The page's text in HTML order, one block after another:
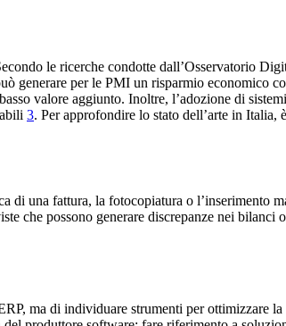
le ricerche condotte dall’Osservatorio
per le PMI un risparmio economico
valore aggiunto. Inoltre, l’adozione di
3. Per approfondire lo stato dell’arte in Italia,
di una fattura, la fotocopiatura o l’inserimento
che possono generare discrepanze nei
ma di individuare strumenti per ottimizzare